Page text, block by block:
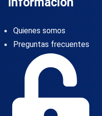
Quienes somos
Preguntas frecuentes